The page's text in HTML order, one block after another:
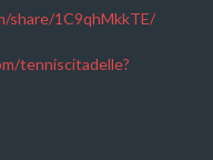
share/1C9qhMkkTE/
tenniscitadelle?